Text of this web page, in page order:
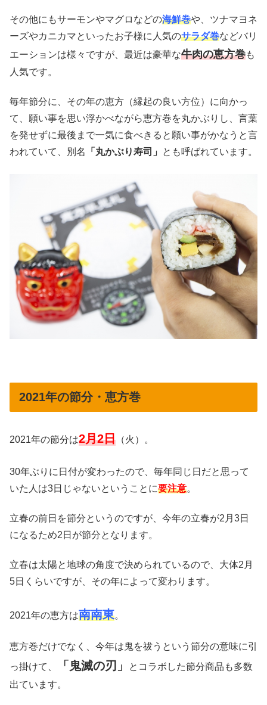
その他にもサーモンやマグロなどの海鮮巻や、ツナマヨネ
ーズやカニカマといったお子様に人気のサラダ巻などバリ
エーションは様々ですが、最近は豪華な牛肉の恵方巻も
人気です。
毎年節分に、その年の恵方（縁起の良い方位）に向かっ
て、願い事を思い浮かべながら恵方巻を丸かぶりし、言葉
を発せずに最後まで一気に食べきると願い事がかなうと言
われていて、別名
「丸かぶり寿司」 とも呼ばれています。
2021年の節分・恵方巻
2021年の節分は2月2日 （火）。
30年ぶりに日付が変わったので、毎年同じ日だと思って
いた人は3日じゃないということに要注意。
立春の前日を節分というのですが、今年の立春が2月3日
になるため2日が節分となります。
立春は太陽と地球の角度で決められているので、大体2月
5日くらいですが、その年によって変わります。
2021年の恵方は南南東。
恵方巻だけでなく、今年は鬼を祓うという節分の意味に引
っ掛けて、
「鬼滅の刃」
とコラボした節分商品も多数
出ています。